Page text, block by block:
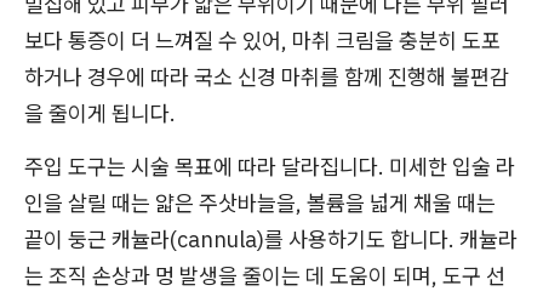
보다 통증이 더 느껴질 수 있어, 마취 크림을 충분히 도포
하거나 경우에 따라 국소 신경 마취를 함께 진행해 불편감
을 줄이게 됩니다.
주입 도구는 시술 목표에 따라 달라집니다. 미세한 입술 라
인을 살릴 때는 얇은 주삿바늘을, 볼륨을 넓게 채울 때는
끝이 둥근 캐뉼라(cannula)를 사용하기도 합니다. 캐뉼라
는 조직 손상과 멍 발생을 줄이는 데 도움이 되며, 도구 선